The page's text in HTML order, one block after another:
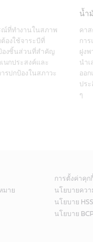
ที่ทำงานในสภาพ
องใช้จาระบีที่
องชิ้นส่วนที่สำคัญ
นกประสงค์และ
รปกป้องในสภาวะ
น้ำ
คา
การ
ฝูง
นำ
ออก
ปร
ๆ
การตั้งค่าคุก
มาย
นโยบายคว
นโยบาย
นโยบาย